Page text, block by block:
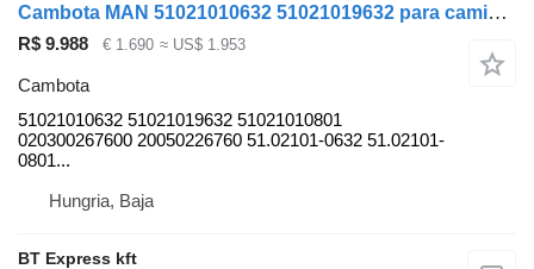
Cambota MAN 51021010632 51021019632 para camião MAN tgs-tgx
R$ 9.988 € 1.690 ≈ US$ 1.953
Cambota
51021010632 51021019632 51021010801
020300267600 20050226760 51.02101-0632 51.02101-
0801...
Hungria, Baja
BT Express kft